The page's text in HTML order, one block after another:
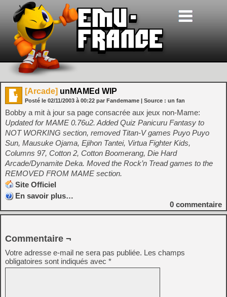
[Arcade] unMAMEd WIP
Posté le 02/11/2003 à 00:22 par Fandemame | Source : un fan
Bobby a mit à jour sa page consacrée aux jeux non-Mame:
Updated for MAME 0.76u2. Added Quiz Panicuru Fantasy to
NOT WORKING section, removed Titan-V games Puyo Puyo
Sun, Mausuke Ojama, Ejihon Tantei, Virtua Fighter Kids,
Columns 97, Cotton 2, Cotton Boomerang, Die Hard
Arcade/Dynamite Deka. Moved the Rock’n Tread games to the
REMOVED FROM MAME section.
Site Officiel
En savoir plus…
0 commentaire
Commentaire ¬
Votre adresse e-mail ne sera pas publiée. Les champs
obligatoires sont indiqués avec *